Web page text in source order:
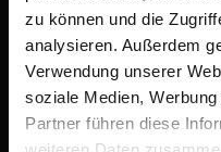
zu können und die
analysieren. Außerdem
Verwendung unserer
soziale Medien,
Partner führen diese
Saisonale
Kleinwagen
SUV
GESCHÄFTSKUNDEN